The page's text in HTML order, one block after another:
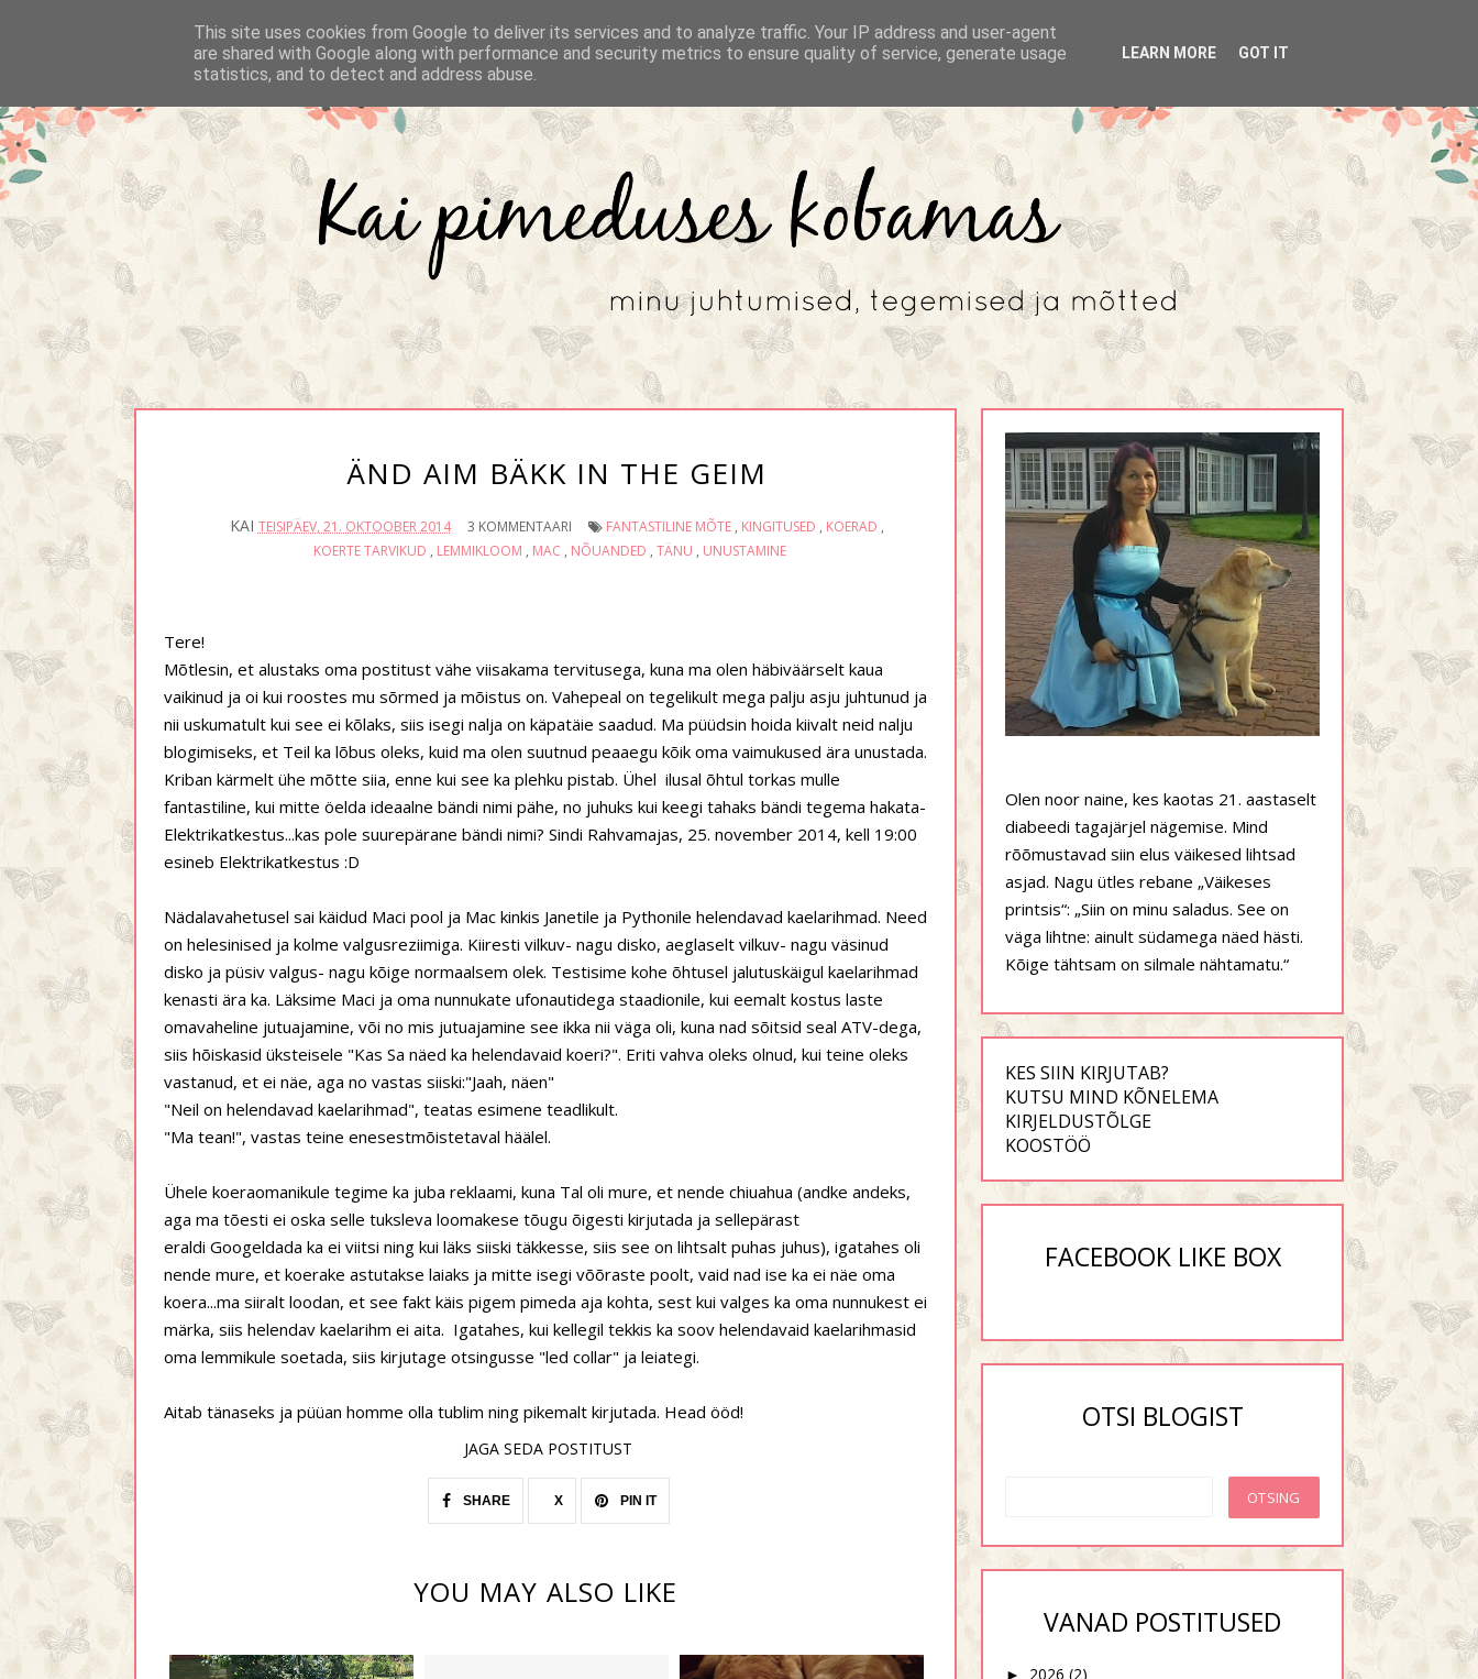
ÄND AIM BÄKK IN THE GEIM
KAI TEISIPÄEV, 21. OKTOOBER 2014 3 KOMMENTAARI FANTASTILINE MÕTE, KINGITUSED , KOERAD ,
KOERTE TARVIKUD , LEMMIKLOOM , MAC , NÕUANDED , TÄNU , UNUSTAMINE
Tere!
Mõtlesin, et alustaks oma postitust vähe viisakama tervitusega, kuna ma olen häbiväärselt kaua
vaikinud ja oi kui roostes mu sõrmed ja mõistus on. Vahepeal on tegelikult mega palju asju juhtunud ja
nii uskumatult kui see ei kõlaks, siis isegi nalja on käpatäie saadud. Ma püüdsin hoida kiivalt neid nalju
blogimiseks, et Teil ka lõbus oleks, kuid ma olen suutnud peaaegu kõik oma vaimukused ära unustada.
Kriban kärmelt ühe mõtte siia, enne kui see ka plehku pistab. Ühel ilusal õhtul torkas mulle
fantastiline, kui mitte öelda ideaalne bändi nimi pähe, no juhuks kui keegi tahaks bändi tegema hakata-
Elektrikatkestus...kas pole suurepärane bändi nimi? Sindi Rahvamajas, 25. november 2014, kell 19:00
esineb Elektrikatkestus :D
Nädalavahetusel sai käidud Maci pool ja Mac kinkis Janetile ja Pythonile helendavad kaelarihmad. Need
on helesinised ja kolme valgusreziimiga. Kiiresti vilkuv- nagu disko, aeglaselt vilkuv- nagu väsinud
disko ja püsiv valgus- nagu kõige normaalsem olek. Testisime kohe õhtusel jalutuskäigul kaelarihmad
kenasti ära ka. Läksime Maci ja oma nunnukate ufonautidega staadionile, kui eemalt kostus laste
omavaheline jutuajamine, või no mis jutuajamine see ikka nii väga oli, kuna nad sõitsid seal ATV-dega,
siis hõiskasid üksteisele "Kas Sa näed ka helendavaid koeri?". Eriti vahva oleks olnud, kui teine oleks
vastanud, et ei näe, aga no vastas siiski:"Jaah, näen"
"Neil on helendavad kaelarihmad", teatas esimene teadlikult.
"Ma tean!", vastas teine enesestmõistetaval häälel.
Ühele koeraomanikule tegime ka juba reklaami, kuna Tal oli mure, et nende chiuahua (andke andeks,
aga ma tõesti ei oska selle tuksleva loomakese tõugu õigesti kirjutada ja sellepärast
eraldi Googeldada ka ei viitsi ning kui läks siiski täkkesse, siis see on lihtsalt puhas juhus), igatahes oli
nende mure, et koerake astutakse laiaks ja mitte isegi võõraste poolt, vaid nad ise ka ei näe oma
koera...ma siiralt loodan, et see fakt käis pigem pimeda aja kohta, sest kui valges ka oma nunnukest ei
märka, siis helendav kaelarihm ei aita. Igatahes, kui kellegil tekkis ka soov helendavaid kaelarihmasid
oma lemmikule soetada, siis kirjutage otsingusse "led collar" ja leiategi.
Aitab tänaseks ja püüan homme olla tublim ning pikemalt kirjutada. Head ööd!
JAGA SEDA POSTITUST
SHARE X PIN IT
YOU MAY ALSO LIKE
Olen noor naine, kes kaotas 21. aastaselt
diabeedi tagajärjel nägemise. Mind
rõõmustavad siin elus väikesed lihtsad
asjad. Nagu ütles rebane „Väikeses
printsis“: „Siin on minu saladus. See on
väga lihtne: ainult südamega näed hästi.
Kõige tähtsam on silmale nähtamatu.“
KES SIIN KIRJUTAB?
KUTSU MIND KÕNELEMA
KIRJELDUSTÕLGE
KOOSTÖÖ
FACEBOOK LIKE BOX
OTSI BLOGIST
VANAD POSTITUSED
► 2026 (2)
This site uses cookies from Google to deliver its services and to analyze traffic. Your IP address and user-agent
are shared with Google along with performance and security metrics to ensure quality of service, generate usage
statistics, and to detect and address abuse.
LEARN MORE GOT IT